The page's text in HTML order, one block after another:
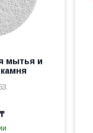
мытья и